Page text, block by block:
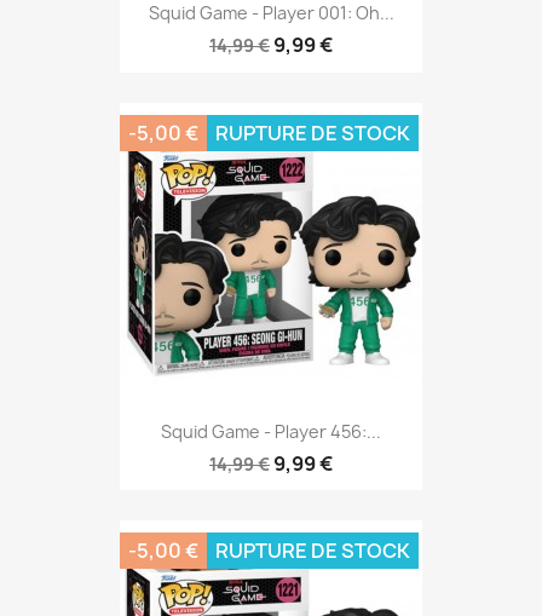
Squid Game - Player 001: Oh...
14,99 € 9,99 €
Squid Game - Player 456:...
14,99 € 9,99 €
-5,00 € RUPTURE DE STOCK
-5,00 € RUPTURE DE STOCK